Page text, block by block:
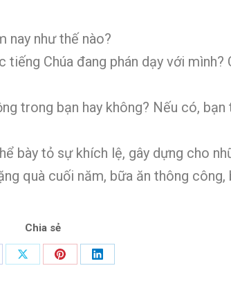
nay như thế nào?
Chúa đang phán dạy với
trong bạn hay không? Nếu có,
bày tỏ sự khích lệ, gây dựng cho
quà cuối năm, bữa ăn thông công,
Chia sẻ
Share
Share
Share